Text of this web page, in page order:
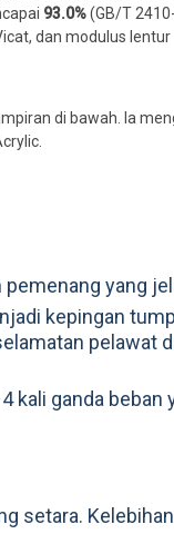
93.0%(GB/T
dan modulus
di bawah. Ia
yang
kepingan
pelawat
ganda beban
setara.